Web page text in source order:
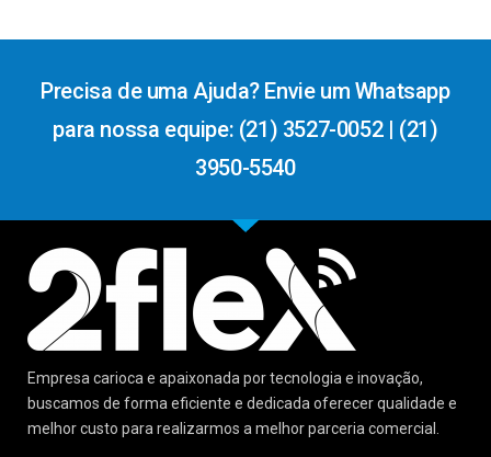
Precisa de uma Ajuda? Envie um Whatsapp
para nossa equipe: (21) 3527-0052 | (21)
3950-5540
Empresa carioca e apaixonada por tecnologia e inovação,
buscamos de forma eficiente e dedicada oferecer qualidade e
melhor custo para realizarmos a melhor parceria comercial.